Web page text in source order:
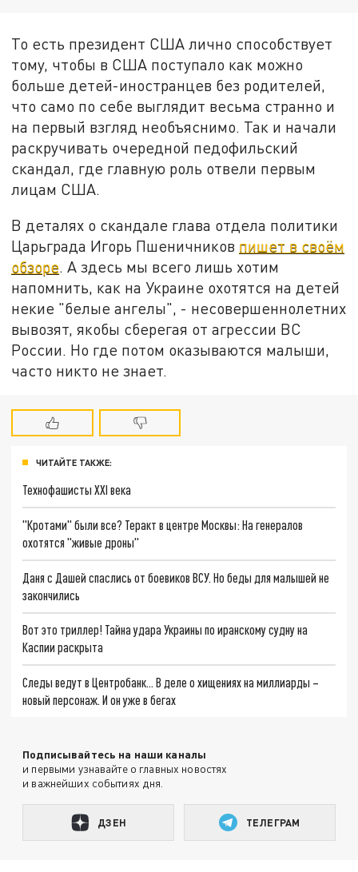
То есть президент США лично способствует
тому, чтобы в США поступало как можно
больше детей-иностранцев без родителей,
что само по себе выглядит весьма странно и
на первый взгляд необъяснимо. Так и начали
раскручивать очередной педофильский
скандал, где главную роль отвели первым
лицам США.
В деталях о скандале глава отдела политики
Царьграда Игорь Пшеничников пишет в своём
обзоре. А здесь мы всего лишь хотим
напомнить, как на Украине охотятся на детей
некие "белые ангелы", - несовершеннолетних
вывозят, якобы сберегая от агрессии ВС
России. Но где потом оказываются малыши,
часто никто не знает.
ЧИТАЙТЕ ТАКЖЕ:
Технофашисты XXI века
"Кротами" были все? Теракт в центре Москвы: На генералов
охотятся "живые дроны"
Даня с Дашей спаслись от боевиков ВСУ. Но беды для малышей не
закончились
Вот это триллер! Тайна удара Украины по иранскому судну на
Каспии раскрыта
Следы ведут в Центробанк… В деле о хищениях на миллиарды –
новый персонаж. И он уже в бегах
Подписывайтесь на наши каналы
и первыми узнавайте о главных новостях
и важнейших событиях дня.
ДЗЕН ТЕЛЕГРАМ